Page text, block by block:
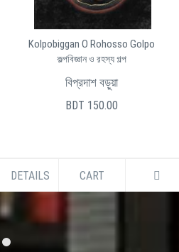
Kolpobiggan O Rohosso Golpo
কল্পবিজ্ঞান ও রহস্য গল্প
বিপ্রদাশ বড়ুয়া
BDT 150.00
DETAILS CART